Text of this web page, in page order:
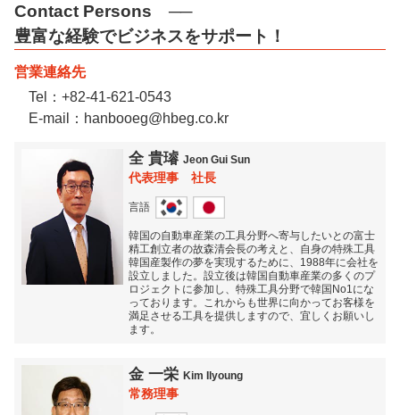
Contact Persons ──
豊富な経験でビジネスをサポート！
営業連絡先
Tel： +82-41-621-0543
E-mail： hanbooeg@hbeg.co.kr
全 貴璿 Jeon Gui Sun
代表理事 社長
言語
韓国の自動車産業の工具分野へ寄与したいとの富士
精工創立者の故森清会長の考えと、自身の特殊工具
韓国産製作の夢を実現するために、1988年に会社を
設立しました。設立後は韓国自動車産業の多くのプ
ロジェクトに参加し、特殊工具分野で韓国No1にな
っております。これからも世界に向かってお客様を
満足させる工具を提供しますので、宜しくお願いし
ます。
金 一栄 Kim Ilyoung
常務理事